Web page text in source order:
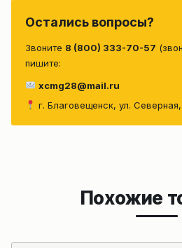
Остались вопросы?
Звоните 8 (800) 333-70-57
пишите:
xcmg28@mail.ru
г. Благовещенск, ул. Северная,
Похожие